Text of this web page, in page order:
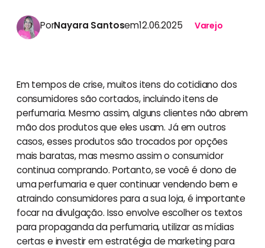
PorNayara Santosem12.06.2025 Varejo
Em tempos de crise, muitos itens do cotidiano dos
consumidores são cortados, incluindo itens de
perfumaria. Mesmo assim, alguns clientes não abrem
mão dos produtos que eles usam. Já em outros
casos, esses produtos são trocados por opções
mais baratas, mas mesmo assim o consumidor
continua comprando. Portanto, se você é dono de
uma perfumaria e quer continuar vendendo bem e
atraindo consumidores para a sua loja, é importante
focar na divulgação. Isso envolve escolher os textos
para propaganda da perfumaria, utilizar as mídias
certas e investir em estratégia de marketing para